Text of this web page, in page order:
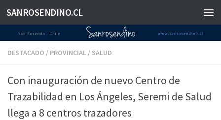
Saltar al contenido
SANROSENDINO.CL
DESTACADO / PROVINCIAL / SALUD
Con inauguración de nuevo Centro de
Trazabilidad en Los Ángeles, Seremi de Salud
llega a 8 centros trazadores